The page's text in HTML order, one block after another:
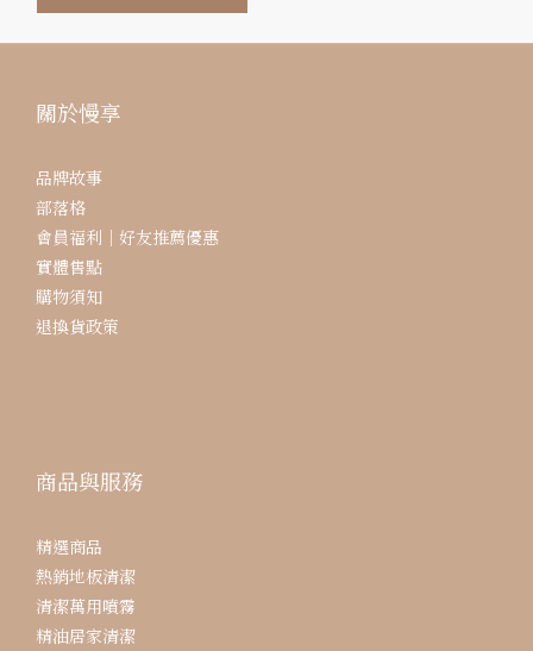
關於慢享
品牌故事
部落格
會員福利｜好友推薦優惠
實體售點
購物須知
退換貨政策
商品與服務
精選商品
熱銷地板清潔
清潔萬用噴霧
精油居家清潔